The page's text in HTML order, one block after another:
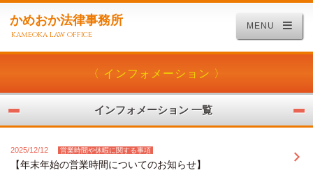
かめおか法律事務所
kameoka law office
MENU
〈 インフォメーション 〉
インフォメーション 一覧
2025/12/12 営業時間や休暇に関する事項
【年末年始の営業時間についてのお知らせ】